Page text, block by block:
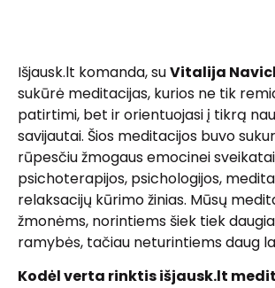
Išjausk.lt komanda, suVitalija
sukūrė meditacijas, kurios ne tik
patirtimi, bet ir orientuojasi į tikrą
savijautai. Šios meditacijos buvo
rūpesčiu žmogaus emocinei
psichoterapijos, psichologijos,
relaksacijų kūrimo žinias. Mūsų
žmonėms, norintiems šiek tiek
ramybės, tačiau neturintiems daug
Kodėl verta rinktis išjausk.lt